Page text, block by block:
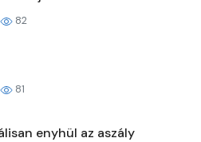
82
81
enyhül az aszály